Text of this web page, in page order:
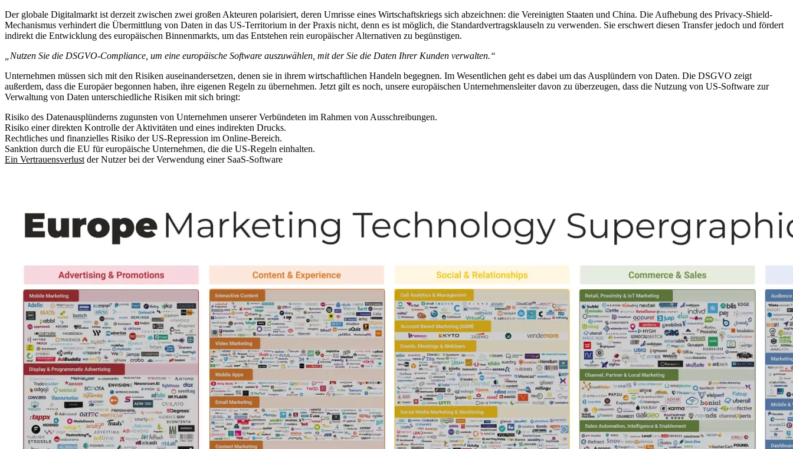
Der globale Digitalmarkt ist derzeit zwischen zwei großen Akteuren polarisiert, deren Umrisse eines Wirtschaftskriegs sich abzeichnen: die Vereinigten Staaten und China. Die Aufhebung des Privacy-Shield-
Mechanismus verhindert die Übermittlung von Daten in das US-Territorium in der Praxis nicht, denn es ist möglich, die Standardvertragsklauseln zu verwenden. Sie erschwert diesen Transfer jedoch und fördert
indirekt die Entwicklung des europäischen Binnenmarkts, um das Entstehen rein europäischer Alternativen zu begünstigen.
„Nutzen Sie die DSGVO-Compliance, um eine europäische Software auszuwählen, mit der Sie die Daten Ihrer Kunden verwalten.“
Unternehmen müssen sich mit den Risiken auseinandersetzen, denen sie in ihrem wirtschaftlichen Handeln begegnen. Im Wesentlichen geht es dabei um das Ausplündern von Daten. Die DSGVO zeigt
außerdem, dass die Europäer begonnen haben, ihre eigenen Regeln zu übernehmen. Jetzt gilt es noch, unsere europäischen Unternehmensleiter davon zu überzeugen, dass die Nutzung von US-Software zur
Verwaltung von Daten unterschiedliche Risiken mit sich bringt:
Risiko des Datenausplünderns zugunsten von Unternehmen unserer Verbündeten im Rahmen von Ausschreibungen.
Risiko einer direkten Kontrolle der Aktivitäten und eines indirekten Drucks.
Rechtliches und finanzielles Risiko der US-Repression im Online-Bereich.
Sanktion durch die EU für europäische Unternehmen, die die US-Regeln einhalten.
Ein Vertrauensverlust der Nutzer bei der Verwendung einer SaaS-Software